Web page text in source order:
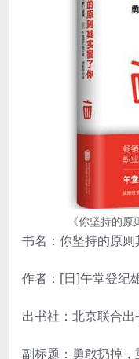
《你坚持的
书名：你坚持的原
作者：[日]午堂登纪
出书社：北京联合出
副标题：勇敢扔掉